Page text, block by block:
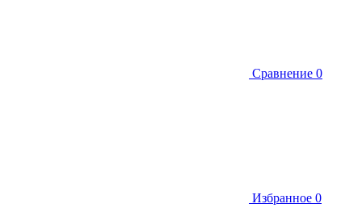
Сравнение 0
Избранное 0